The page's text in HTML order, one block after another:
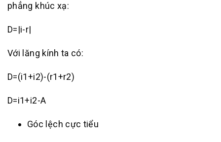
phẳng khúc xạ:
D=|i-r|
Với lăng kính ta có:
D=(i1+i2)-(r1+r2)
D=i1+i2-A
Góc lệch cực tiểu